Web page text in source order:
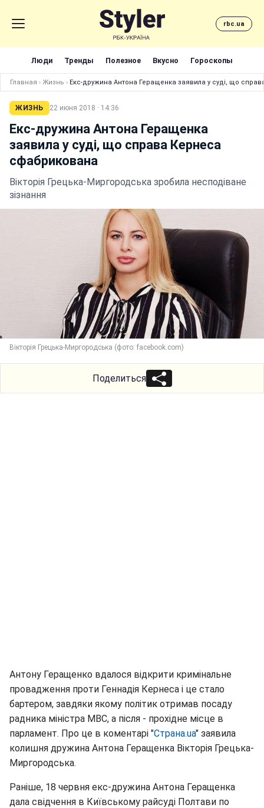
rbc.ua
Люди Тренды Полезное Вкусно Гороскопы
Главная › Жизнь › Екс-дружина Антона Геращенка заявила у суді, що
ЖИЗНЬ 22 июня 2018 · 14:36
Екс-дружина Антона Геращенка
заявила у суді, що справа Кернеса
сфабрикована
Вікторія Грецька-Миргородська зробила несподіване
зізнання
Вікторія Грецька-Миргородська (фото: facebook.com)
Поделиться
Антону Геращенко вдалося відкрити кримінальне
провадження проти Геннадія Кернеса і це стало
бартером, завдяки якому політик отримав посаду
радника міністра МВС, а після - прохідне місце в
парламент. Про це в коментарі "Страна.uа" заявила
колишня дружина Антона Геращенка Вікторія Грецька-
Миргородська.
Раніше, 18 червня екс-дружина Антона Геращенка
дала свідчення в Київському райсуді Полтави по